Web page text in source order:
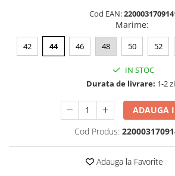
Cod EAN:
Marime:
42 44 46 48 50 52
IN STOC
Durata de livrare: 1-2
ADAUGA
Cod Produs:
Adauga la Favorite